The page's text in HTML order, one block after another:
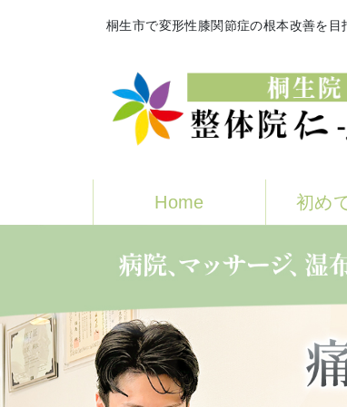
桐生市で変形性膝関節症の根本改善を
Home 初め